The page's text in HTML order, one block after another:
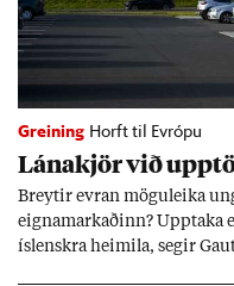
Greining Horft til Evrópu
Lána­kjör við
Breyt­ir evr­an mögu­leika
eigna­mark­að­inn?
ís­lenskra heim­ila, seg­ir